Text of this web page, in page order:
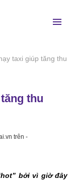
taxi giúp tăng thu
thu
trên -
bởi vì giờ đây